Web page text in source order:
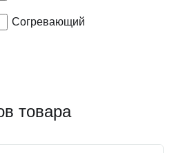
Согревающий
товара